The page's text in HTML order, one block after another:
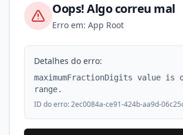
Oops! Algo correu mal
Erro em: App Root
Detalhes do erro:
maximumFractionDigits value is
range.
ID do erro:2ec0084a-ce91-424b-aa9d-